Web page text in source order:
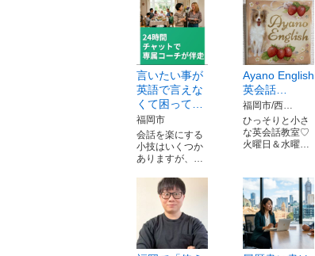
言いたい事が
英語で言えな
くて困って…
福岡市
会話を楽にする
小技はいくつか
ありますが、…
Ayano English
英会話…
福岡市/西…
ひっそりと小さ
な英会話教室♡
火曜日＆水曜…